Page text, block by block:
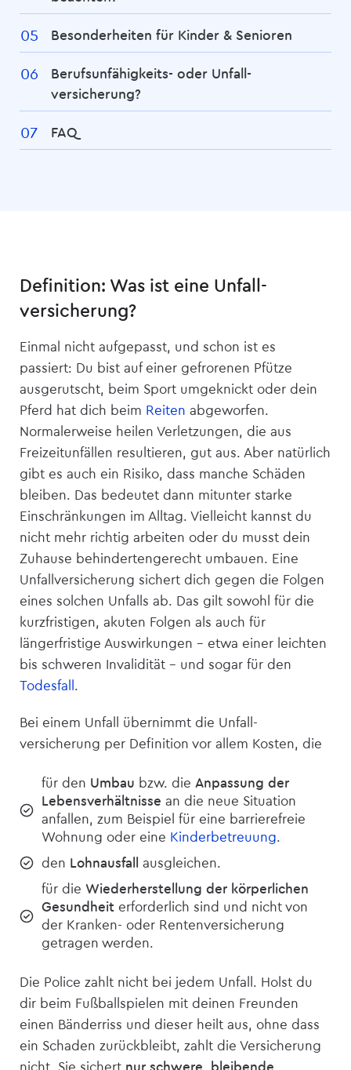
Besonderheiten für Kinder & Senioren
Berufsunfähigkeits- oder Unfall­­
versicherung?
FAQ
Definition: Was ist eine Unfall­
versicherung?
Einmal nicht aufgepasst, und schon ist es
passiert: Du bist auf einer gefrorenen Pfütze
ausgerutscht, beim Sport umgeknickt oder dein
Pferd hat dich beim Reiten abgeworfen.
Normalerweise heilen Verletzungen, die aus
Freizeitunfällen resultieren, gut aus. Aber natürlich
gibt es auch ein Risiko, dass manche Schäden
bleiben. Das bedeutet dann mitunter starke
Einschränkungen im Alltag. Vielleicht kannst du
nicht mehr richtig arbeiten oder du musst dein
Zuhause behindertengerecht umbauen. Eine
Unfall­versicherung sichert dich gegen die Folgen
eines solchen Unfalls ab. Das gilt sowohl für die
kurzfristigen, akuten Folgen als auch für
längerfristige Auswirkungen – etwa einer leichten
bis schweren Invalidität – und sogar für den
Todesfall .
Bei einem Unfall übernimmt die Unfall­
versicherung per Definition vor allem Kosten, die
für den Umbau bzw. die Anpassung der
Lebensverhältnisse an die neue Situation
anfallen, zum Beispiel für eine barrierefreie
Wohnung oder eine Kinderbetreuung.
den Lohnausfall
ausgleichen.
für die Wiederherstellung der körperlichen
Gesundheit erforderlich sind und nicht von
der Kranken- oder Renten­versicherung
getragen werden.
Die Police zahlt nicht bei jedem Unfall. Holst du
dir beim Fußballspielen mit deinen Freunden
einen Bänderriss und dieser heilt aus, ohne dass
ein Schaden zurückbleibt, zahlt die Versicherung
nicht. Sie sichert nur schwere, bleibende